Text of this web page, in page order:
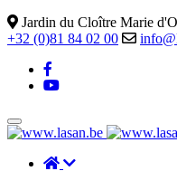
Jardin du Cloître Marie
+32 (0)81 84 02 00